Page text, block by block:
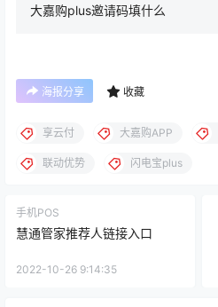
大嘉购plus邀请码填什么
海报分享 收藏
享云付 大嘉购APP
联动优势 闪电宝plus
手机POS
慧通管家推荐人链接入口
2022-10-26 9:14:35